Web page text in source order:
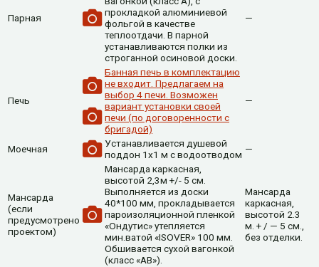
Парная
прокладкой алюминиевой
фольгой в качестве
теплоотдачи. В парной
устанавливаются полки из
строганной осиновой доски.
—
Печь
Банная печь в комплектацию
не входит. Предлагаем на
выбор 4 печи. Возможен
вариант установки своей
печи (по договоренности с
бригадой)
—
Моечная
Устанавливается душевой
поддон 1х1 м с водоотводом —
Мансарда
(если
предусмотрено
проектом)
Мансарда каркасная,
высотой 2,3м +/- 5 см.
Выполняется из доски
40*100 мм, прокладывается
пароизоляционной пленкой
«Ондутис» утепляется
мин.ватой «ISOVER» 100 мм.
Обшивается сухой вагонкой
(класс «АВ»).
Мансарда
каркасная,
высотой 2.3
м. + / — 5 см.,
без отделки.